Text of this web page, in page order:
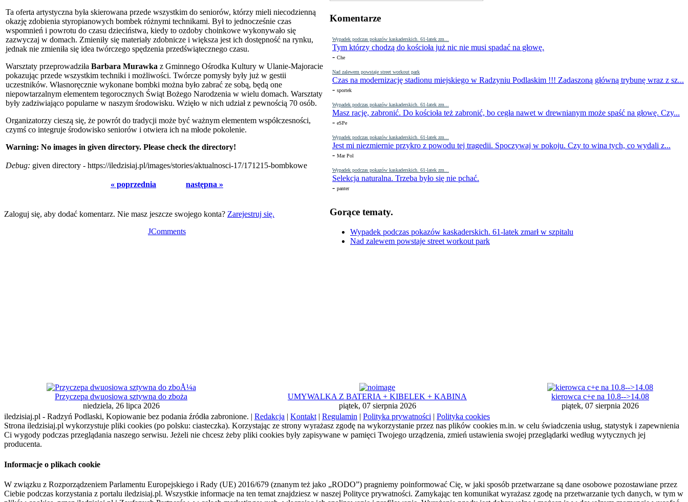
Komentarze
Wypadek podczas pokazów kaskaderskich. 61-latek zm...
Tym którzy chodzą do kościoła już nic nie musi spadać na głowę.
- Che
Nad zalewem powstaje street workout park
Czas na modernizację stadionu miejskiego w Radzyniu Podlaskim !!! Zadaszoną główną trybunę wraz z sz...
- sportek
Wypadek podczas pokazów kaskaderskich. 61-latek zm...
Masz rację, zabronić. Do kościoła też zabronić, bo cegła nawet w drewnianym może spaść na głowę. Czy...
- eSPe
Wypadek podczas pokazów kaskaderskich. 61-latek zm...
Jest mi niezmiernie przykro z powodu tej tragedii. Spoczywaj w pokoju. Czy to wina tych, co wydali z...
- Mar Pol
Wypadek podczas pokazów kaskaderskich. 61-latek zm...
Selekcja naturalna. Trzeba było się nie pchać.
- panter
Gorące tematy.
Wypadek podczas pokazów kaskaderskich. 61-latek zmarł w szpitalu
Nad zalewem powstaje street workout park
Ta oferta artystyczna była skierowana przede wszystkim do seniorów, którzy mieli niecodzienną
okazję zdobienia styropianowych bombek różnymi technikami. Był to jednocześnie czas
wspomnień i powrotu do czasu dzieciństwa, kiedy to ozdoby choinkowe wykonywało się
zazwyczaj w domach. Zmieniły się materiały zdobnicze i większa jest ich dostępność na rynku,
jednak nie zmieniła się idea twórczego spędzenia przedświątecznego czasu.
Warsztaty przeprowadziła Barbara Murawka z Gminnego Ośrodka Kultury w Ulanie-Majoracie
pokazując przede wszystkim techniki i możliwości. Twórcze pomysły były już w gestii
uczestników. Własnoręcznie wykonane bombki można było zabrać ze sobą, będą one
niepowtarzalnym elementem tegorocznych Świąt Bożego Narodzenia w wielu domach. Warsztaty
były zadziwiająco popularne w naszym środowisku. Wzięło w nich udział z pewnością 70 osób.
Organizatorzy cieszą się, że powrót do tradycji może być ważnym elementem współczesności,
czymś co integruje środowisko seniorów i otwiera ich na młode pokolenie.
Warning: No images in given directory. Please check the directory!
Debug: given directory - https://iledzisiaj.pl/images/stories/aktualnosci-17/171215-bombkowe
« poprzednia następna »
Zaloguj się, aby dodać komentarz. Nie masz jeszcze swojego konta? Zarejestruj się.
JComments
Przyczepa dwuosiowa sztywna do zboża
niedziela, 26 lipca 2026
UMYWALKA Z BATERIA + KIBELEK + KABINA
piątek, 07 sierpnia 2026
kierowca c+e na 10.8-->14.08
piątek, 07 sierpnia 2026
iledzisiaj.pl - Radzyń Podlaski, Kopiowanie bez podania źródła zabronione. | Redakcja | Kontakt | Regulamin | Polityka prywatności | Polityka cookies
Strona iledzisiaj.pl wykorzystuje pliki cookies (po polsku: ciasteczka). Korzystając ze strony wyrażasz zgodę na wykorzystanie przez nas plików cookies m.in. w celu świadczenia usług, statystyk i zapewnienia
Ci wygody podczas przeglądania naszego serwisu. Jeżeli nie chcesz żeby pliki cookies były zapisywane w pamięci Twojego urządzenia, zmień ustawienia swojej przeglądarki według wytycznych jej
producenta.
Informacje o plikach cookie
W związku z Rozporządzeniem Parlamentu Europejskiego i Rady (UE) 2016/679 (znanym też jako „RODO”) pragniemy poinformować Cię, w jaki sposób przetwarzane są dane osobowe pozostawiane przez
Ciebie podczas korzystania z portalu iledzisiaj.pl. Wszystkie informacje na ten temat znajdziesz w naszej Polityce prywatności. Zamykając ten komunikat wyrażasz zgodę na przetwarzanie tych danych, w tym w